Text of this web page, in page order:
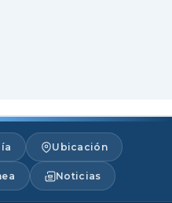
Ubicación
Noticias